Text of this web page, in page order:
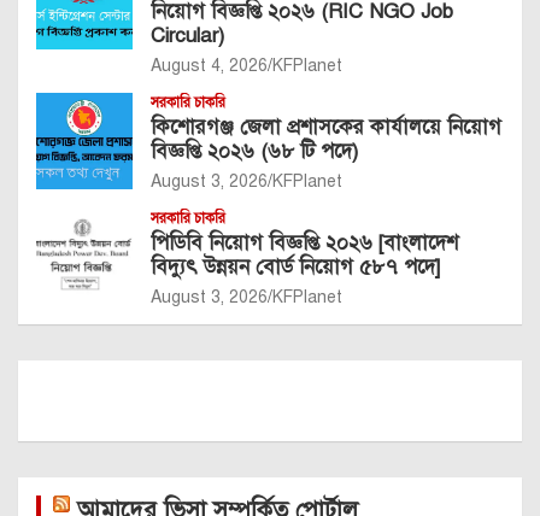
নিয়োগ বিজ্ঞপ্তি ২০২৬ (RIC NGO Job
Circular)
August 4, 2026 KFPlanet
সরকারি চাকরি
কিশোরগঞ্জ জেলা প্রশাসকের কার্যালয়ে নিয়োগ
বিজ্ঞপ্তি ২০২৬ (৬৮ টি পদে)
August 3, 2026 KFPlanet
সরকারি চাকরি
পিডিবি নিয়োগ বিজ্ঞপ্তি ২০২৬ [বাংলাদেশ
বিদ্যুৎ উন্নয়ন বোর্ড নিয়োগ ৫৮৭ পদে]
August 3, 2026 KFPlanet